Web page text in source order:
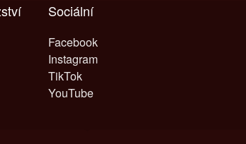
Sociální
Facebook
Instagram
TikTok
YouTube